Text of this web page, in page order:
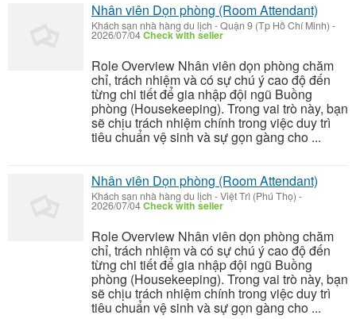
Nhân viên Dọn phòng (Room Attendant)
Khách sạn nhà hàng du lịch -Quận 9 (Tp Hồ Chí Minh) -
2026/07/04Check with seller
Role Overview Nhân viên dọn phòng chăm
chỉ, trách nhiệm và có sự chú ý cao độ đến
từng chi tiết để gia nhập đội ngũ Buồng
phòng (Housekeeping). Trong vai trò này, bạn
sẽ chịu trách nhiệm chính trong việc duy trì
tiêu chuẩn vệ sinh và sự gọn gàng cho ...
Nhân viên Dọn phòng (Room Attendant)
Khách sạn nhà hàng du lịch -Việt Trì (Phú Thọ) -
2026/07/04Check with seller
Role Overview Nhân viên dọn phòng chăm
chỉ, trách nhiệm và có sự chú ý cao độ đến
từng chi tiết để gia nhập đội ngũ Buồng
phòng (Housekeeping). Trong vai trò này, bạn
sẽ chịu trách nhiệm chính trong việc duy trì
tiêu chuẩn vệ sinh và sự gọn gàng cho ...